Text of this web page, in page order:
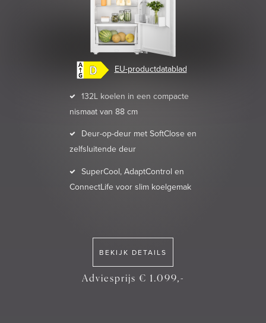
EU-productdatablad
132L koelen in een compacte
nismaat van 88 cm
Deur-op-deur met SoftClose en
zelfsluitende deur
SuperCool, AdaptControl en
ConnectLife voor slim koelgemak
BEKIJK DETAILS
Adviesprijs € 1.099,-